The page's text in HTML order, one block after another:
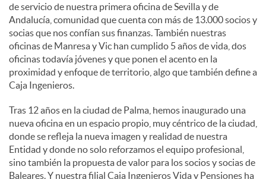
de servicio de nuestra primera oficina de Sevilla y de
Andalucía, comunidad que cuenta con más de 13.000 socios y
socias que nos confían sus finanzas. También nuestras
oficinas de Manresa y Vic han cumplido 5 años de vida, dos
oficinas todavía jóvenes y que ponen el acento en la
proximidad y enfoque de territorio, algo que también define a
Caja Ingenieros.
Tras 12 años en la ciudad de Palma, hemos inaugurado una
nueva oficina en un espacio propio, muy céntrico de la ciudad,
donde se refleja la nueva imagen y realidad de nuestra
Entidad y donde no solo reforzamos el equipo profesional,
sino también la propuesta de valor para los socios y socias de
Baleares. Y nuestra filial Caja Ingenieros Vida y Pensiones ha